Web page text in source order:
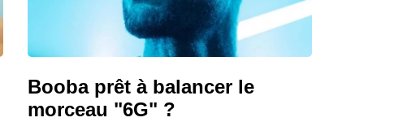
Booba prêt à balancer le
morceau "6G" ?